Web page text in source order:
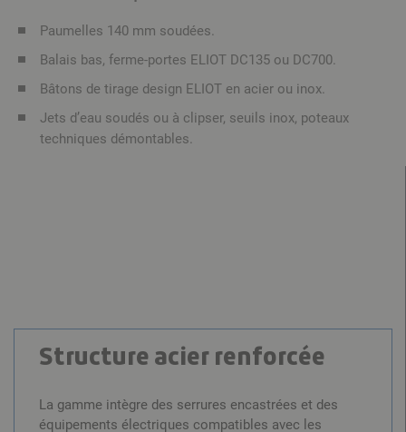
Paumelles 140 mm soudées.
Balais bas, ferme-portes ELIOT DC135 ou DC700.
Bâtons de tirage design ELIOT en acier ou inox.
Jets d’eau soudés ou à clipser, seuils inox, poteaux
techniques démontables.
Structure acier renforcée
La gamme intègre des serrures encastrées et des
équipements électriques compatibles avec les